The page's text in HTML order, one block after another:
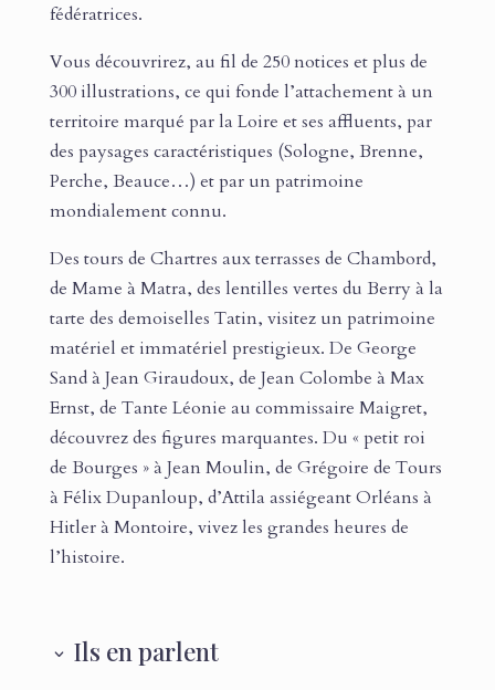
fédératrices.
Vous découvrirez, au fil de 250 notices et plus de
300 illustrations, ce qui fonde l’attachement à un
territoire marqué par la Loire et ses affluents, par
des paysages caractéristiques (Sologne, Brenne,
Perche, Beauce…) et par un patrimoine
mondialement connu.
Des tours de Chartres aux terrasses de Chambord,
de Mame à Matra, des lentilles vertes du Berry à la
tarte des demoiselles Tatin, visitez un patrimoine
matériel et immatériel prestigieux. De George
Sand à Jean Giraudoux, de Jean Colombe à Max
Ernst, de Tante Léonie au commissaire Maigret,
découvrez des figures marquantes. Du « petit roi
de Bourges » à Jean Moulin, de Grégoire de Tours
à Félix Dupanloup, d’Attila assiégeant Orléans à
Hitler à Montoire, vivez les grandes heures de
l’histoire.
Ils en parlent